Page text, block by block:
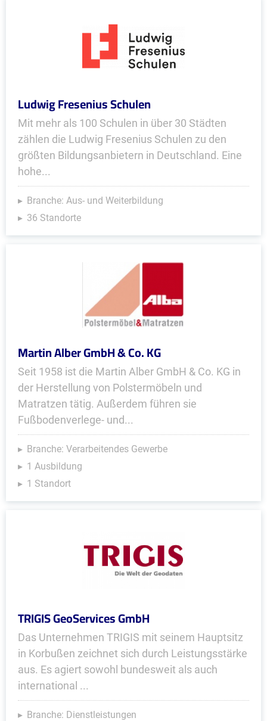
Ludwig Fresenius Schulen
Mit mehr als 100 Schulen in über 30 Städten
zählen die Ludwig Fresenius Schulen zu den
größten Bildungsanbietern in Deutschland. Eine
hohe...
Branche: Aus- und Weiterbildung
36 Standorte
Martin Alber GmbH & Co. KG
Seit 1958 ist die Martin Alber GmbH & Co. KG in
der Herstellung von Polstermöbeln und
Matratzen tätig. Außerdem führen sie
Fußbodenverlege- und...
Branche: Verarbeitendes Gewerbe
1 Ausbildung
1 Standort
TRIGIS GeoServices GmbH
Das Unternehmen TRIGIS mit seinem Hauptsitz
in Korbußen zeichnet sich durch Leistungsstärke
aus. Es agiert sowohl bundesweit als auch
international ...
Branche: Dienstleistungen